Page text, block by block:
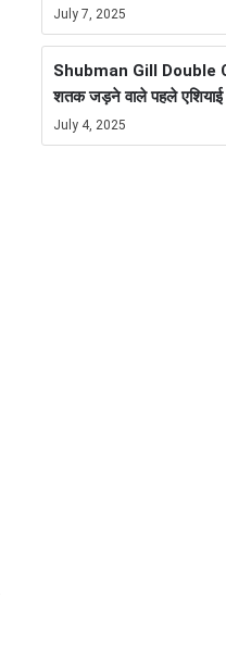
July 7, 2025
Shubman Gill Double
शतक जड़ने वाले पहले एशियाई
July 4, 2025